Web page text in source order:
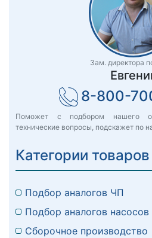
Зам. директора
8-800-
Поможет с подбором нашего
технические вопросы, подскажет по
Категории товаров
Подбор аналогов ЧП
Подбор аналогов насосов
Сборочное производство